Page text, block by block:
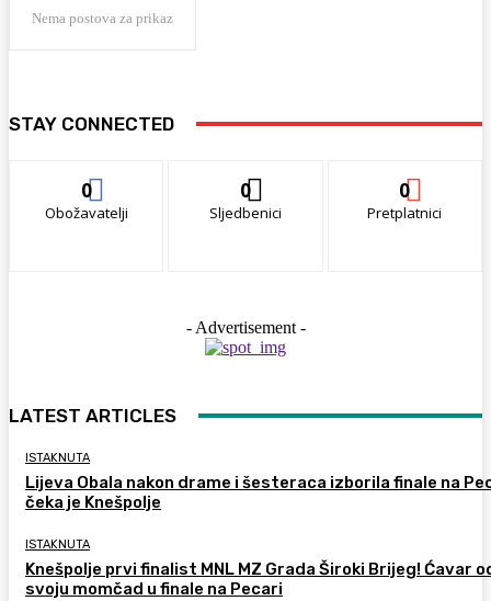
Nema postova za prikaz
STAY CONNECTED
0
Obožavatelji
0
Sljedbenici
0
Pretplatnici
- Advertisement -
LATEST ARTICLES
ISTAKNUTA
Lijeva Obala nakon drame i šesteraca izborila finale na
čeka je Knešpolje
ISTAKNUTA
Knešpolje prvi finalist MNL MZ Grada Široki Brijeg! Ćavar
svoju momčad u finale na Pecari